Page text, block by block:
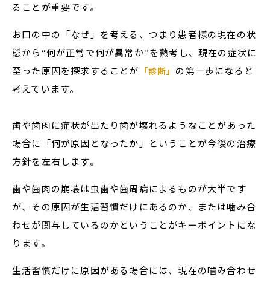
ることが重要です。
お口の中の「なぜ」を考える、つまり患者様の現在の状
態から“何が正常で何が異常か”を熟考し、現在の症状に
至った原因を探求することが 「診断」 の第一歩になると
考えています。
歯や歯肉に症状が出たり歯が壊れるようなことがあった
場合に「何が原因となったか」ということが今後の治療
方針を左右します。
歯や歯肉の崩壊は虫歯や歯周病によるものが大半です
が、その原因が生活習慣だけにあるのか、または噛み合
わせが関与しているのかということがキーポイントにな
ります。
生活習慣だけに原因がある場合には、現在の噛み合わせ